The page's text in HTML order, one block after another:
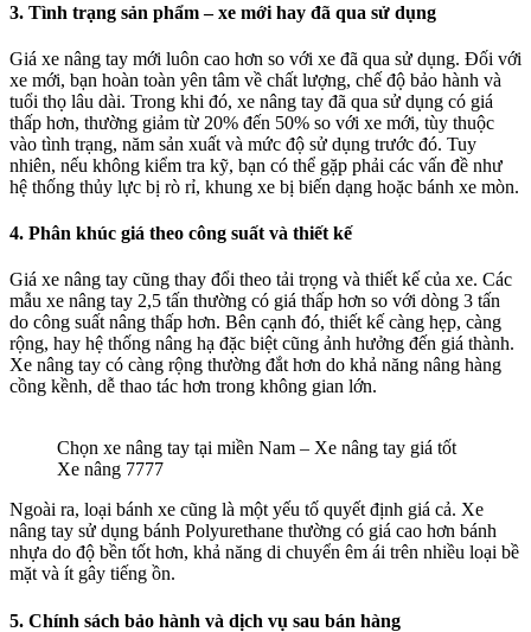
3. Tình trạng sản phẩm – xe mới hay đã qua sử dụng
Giá xe nâng tay mới luôn cao hơn so với xe đã qua sử dụng. Đối với
xe mới, bạn hoàn toàn yên tâm về chất lượng, chế độ bảo hành và
tuổi thọ lâu dài. Trong khi đó, xe nâng tay đã qua sử dụng có giá
thấp hơn, thường giảm từ 20% đến 50% so với xe mới, tùy thuộc
vào tình trạng, năm sản xuất và mức độ sử dụng trước đó. Tuy
nhiên, nếu không kiểm tra kỹ, bạn có thể gặp phải các vấn đề như
hệ thống thủy lực bị rò rỉ, khung xe bị biến dạng hoặc bánh xe mòn.
4. Phân khúc giá theo công suất và thiết kế
Giá xe nâng tay cũng thay đổi theo tải trọng và thiết kế của xe. Các
mẫu xe nâng tay 2,5 tấn thường có giá thấp hơn so với dòng 3 tấn
do công suất nâng thấp hơn. Bên cạnh đó, thiết kế càng hẹp, càng
rộng, hay hệ thống nâng hạ đặc biệt cũng ảnh hưởng đến giá thành.
Xe nâng tay có càng rộng thường đắt hơn do khả năng nâng hàng
cồng kềnh, dễ thao tác hơn trong không gian lớn.
Chọn xe nâng tay tại miền Nam – Xe nâng tay giá tốt
Xe nâng 7777
Ngoài ra, loại bánh xe cũng là một yếu tố quyết định giá cả. Xe
nâng tay sử dụng bánh Polyurethane thường có giá cao hơn bánh
nhựa do độ bền tốt hơn, khả năng di chuyển êm ái trên nhiều loại bề
mặt và ít gây tiếng ồn.
5. Chính sách bảo hành và dịch vụ sau bán hàng